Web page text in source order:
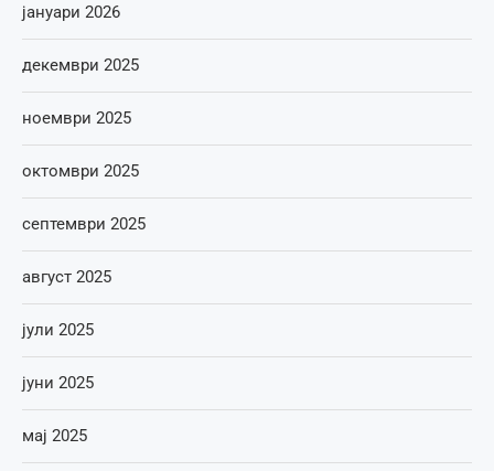
јануари 2026
декември 2025
ноември 2025
октомври 2025
септември 2025
август 2025
јули 2025
јуни 2025
мај 2025